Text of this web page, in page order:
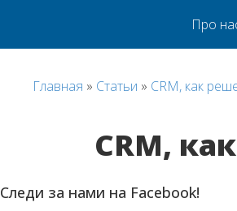
Про
Главная » Статьи » CRM, как
CRM,
Следи за нами на Facebook!